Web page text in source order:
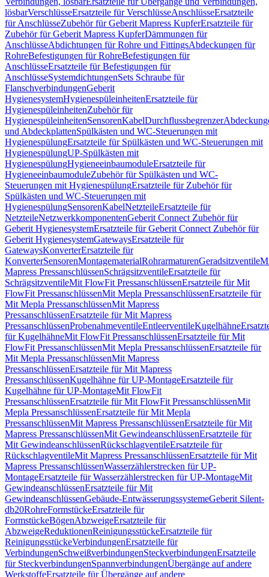
lösbarVerschlüsseErsatzteile für VerschlüsseAnschlüsseErsatzteile
für AnschlüsseZubehör für Geberit Mapress KupferErsatzteile für
Zubehör für Geberit Mapress KupferDämmungen für
AnschlüsseAbdichtungen für Rohre und FittingsAbdeckungen für
RohreBefestigungen für RohreBefestigungen für
AnschlüsseErsatzteile für Befestigungen für
AnschlüsseSystemdichtungenSets Schraube für
FlanschverbindungenGeberit
HygienesystemHygienespüleinheitenErsatzteile für
HygienespüleinheitenZubehör für
HygienespüleinheitenSensorenKabelDurchflussbegrenzer
und AbdeckplattenSpülkästen und WC-Steuerungen mit
HygienespülungErsatzteile für Spülkästen und WC-Steuerungen mit
HygienespülungUP-Spülkästen mit
HygienespülungHygieneeinbaumoduleErsatzteile für
HygieneeinbaumoduleZubehör für Spülkästen und WC-
Steuerungen mit HygienespülungErsatzteile für Zubehör für
Spülkästen und WC-Steuerungen mit
HygienespülungSensorenKabelNetzteileErsatzteile für
NetzteileNetzwerkkomponentenGeberit Connect Zubehör für
Geberit HygienesystemErsatzteile für Geberit Connect Zubehör für
Geberit HygienesystemGatewaysErsatzteile für
GatewaysKonverterErsatzteile für
KonverterSensorenMontagematerialRohrarmaturenGeradsitzventile
Mapress PressanschlüssenSchrägsitzventileErsatzteile für
SchrägsitzventileMit FlowFit PressanschlüssenErsatzteile für Mit
FlowFit PressanschlüssenMit Mepla PressanschlüssenErsatzteile für
Mit Mepla PressanschlüssenMit Mapress
PressanschlüssenErsatzteile für Mit Mapress
PressanschlüssenProbenahmeventileEntleerventileKugelhähne
für KugelhähneMit FlowFit PressanschlüssenErsatzteile für Mit
FlowFit PressanschlüssenMit Mepla PressanschlüssenErsatzteile für
Mit Mepla PressanschlüssenMit Mapress
PressanschlüssenErsatzteile für Mit Mapress
PressanschlüssenKugelhähne für UP-MontageErsatzteile für
Kugelhähne für UP-MontageMit FlowFit
PressanschlüssenErsatzteile für Mit FlowFit PressanschlüssenMit
Mepla PressanschlüssenErsatzteile für Mit Mepla
PressanschlüssenMit Mapress PressanschlüssenErsatzteile für Mit
Mapress PressanschlüssenMit GewindeanschlüssenErsatzteile für
Mit GewindeanschlüssenRückschlagventileErsatzteile für
RückschlagventileMit Mapress PressanschlüssenErsatzteile für Mit
Mapress PressanschlüssenWasserzählerstrecken für UP-
MontageErsatzteile für Wasserzählerstrecken für UP-MontageMit
GewindeanschlüssenErsatzteile für Mit
GewindeanschlüssenGebäude-EntwässerungssystemeGeberit Silent-
db20RohreFormstückeErsatzteile für
FormstückeBögenAbzweigeErsatzteile für
AbzweigeReduktionenReinigungsstückeErsatzteile für
ReinigungsstückeVerbindungenErsatzteile für
VerbindungenSchweißverbindungenSteckverbindungenErsatzteile
für SteckverbindungenSpannverbindungenÜbergänge auf andere
WerkstoffeErsatzteile für Übergänge auf andere